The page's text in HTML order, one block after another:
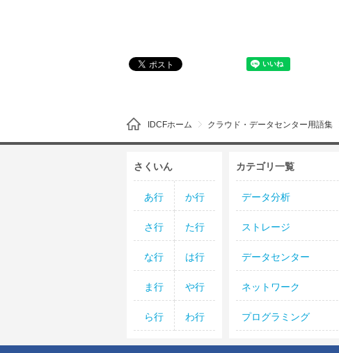
IDCFホーム クラウド・データセンター用語集
さくいん
あ行 か行
さ行 た行
な行 は行
ま行 や行
ら行 わ行
カテゴリ一覧
データ分析
ストレージ
データセンター
ネットワーク
プログラミング